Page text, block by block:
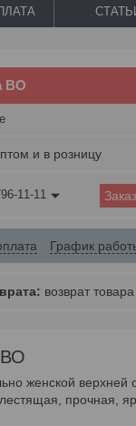
ВО
и в розницу
11-11
График
возврат
ВО
женской
прочная,